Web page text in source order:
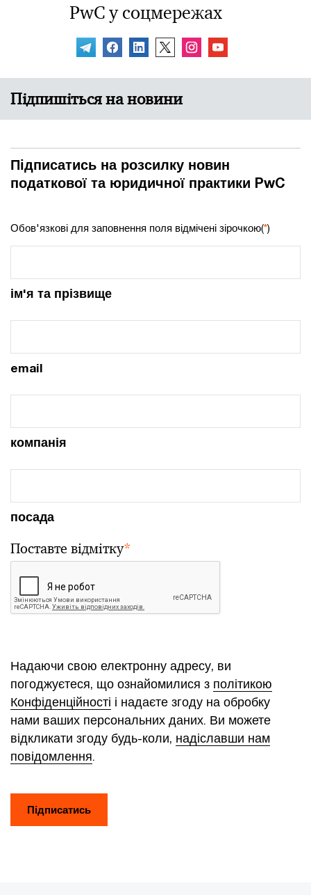
PwC у соцмережах
Підпишіться на новини
Підписатись на розсилку новин
податкової та юридичної практики PwC
Обов'язкові для заповнення поля відмічені зірочкою(*)
ім'я та прізвище
email
компанія
посада
Поставте відмітку*
Надаючи свою електронну адресу, ви
погоджуєтеся, що ознайомилися з політикою
Конфіденційності і надаєте згоду на обробку
нами ваших персональних даних. Ви можете
відкликати згоду будь-коли, надіславши нам
повідомлення.
Підписатись